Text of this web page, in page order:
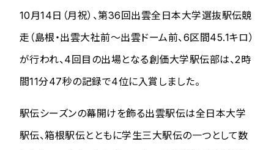
10月14日（月祝）、第36回出雲全日本大学選抜駅伝競
走（島根・出雲大社前～出雲ドーム前、6区間45.1キロ）
が行われ、4回目の出場となる創価大学駅伝部は、2時
間11分47秒の記録で4位に入賞しました。
駅伝シーズンの幕開けを飾る出雲駅伝は全日本大学
駅伝、箱根駅伝とともに学生三大駅伝の一つとして数